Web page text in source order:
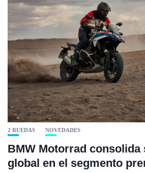
2 RUEDAS NOVEDADES
BMW Motorrad consolida
global en el segmento